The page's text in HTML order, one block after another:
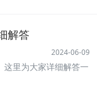
解答
2024-06-09
里为大家详细解答一